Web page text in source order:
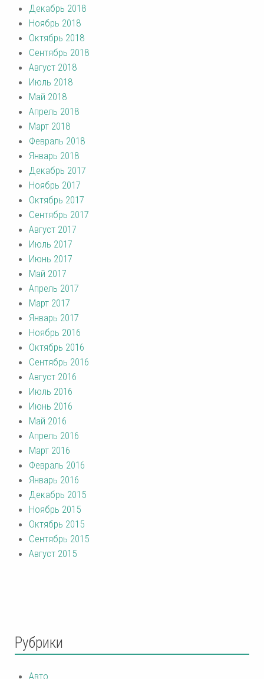
Декабрь 2018
Ноябрь 2018
Октябрь 2018
Сентябрь 2018
Август 2018
Июль 2018
Май 2018
Апрель 2018
Март 2018
Февраль 2018
Январь 2018
Декабрь 2017
Ноябрь 2017
Октябрь 2017
Сентябрь 2017
Август 2017
Июль 2017
Июнь 2017
Май 2017
Апрель 2017
Март 2017
Январь 2017
Ноябрь 2016
Октябрь 2016
Сентябрь 2016
Август 2016
Июль 2016
Июнь 2016
Май 2016
Апрель 2016
Март 2016
Февраль 2016
Январь 2016
Декабрь 2015
Ноябрь 2015
Октябрь 2015
Сентябрь 2015
Август 2015
Рубрики
Авто